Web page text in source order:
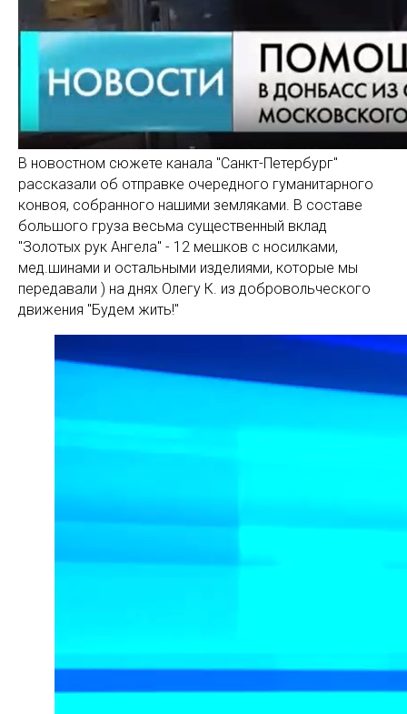
В новостном сюжете канала "Санкт-Петербург"
рассказали об отправке очередного гуманитарного
конвоя, собранного нашими земляками. В составе
большого груза весьма существенный вклад
"Золотых рук Ангела" - 12 мешков с носилками,
мед.шинами и остальными изделиями, которые мы
передавали ) на днях Олегу К. из добровольческого
движения "Будем жить!"